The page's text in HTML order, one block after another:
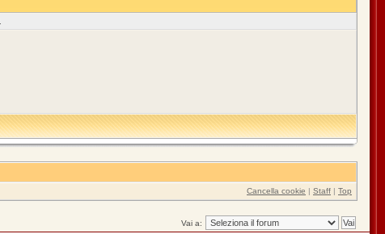
Cancella cookie | Staff | Top
Vai a: